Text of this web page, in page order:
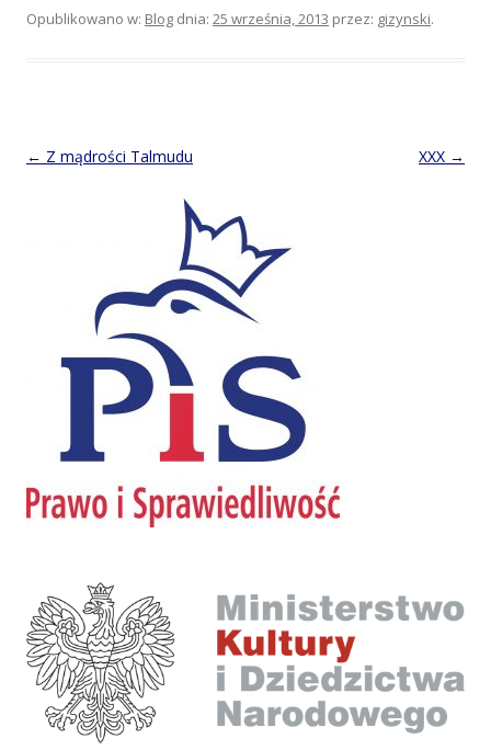
Opublikowano w: Blog dnia: 25 września, 2013 przez: gizynski.
Post
← Z mądrości Talmudu XXX →